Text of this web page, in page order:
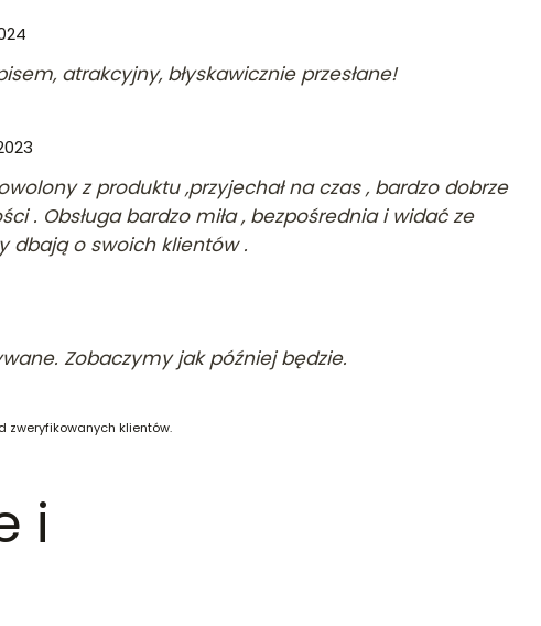
atrakcyjny, błyskawicznie przesłane!
z produktu ,przyjechał na czas , bardzo dobrze
. Obsługa bardzo miła , bezpośrednia i widać ze
dbają o swoich klientów .
Zobaczymy jak później będzie.
zweryfikowanych klientów.
i